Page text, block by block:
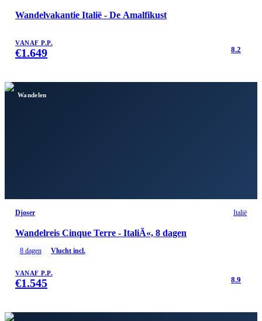
Wandelvakantie Italië - De Amalfikust
VANAF P.P.
€1.649 8.2
Wandelen
Djoser Italië
Wandelreis Cinque Terre - ItaliÃ«, 8 dagen
8 dagen Vlucht incl.
VANAF P.P.
€1.545 8.9